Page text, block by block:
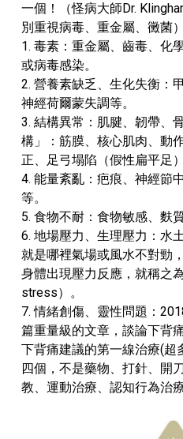
一個！（怪病大師Dr.
別重視病毒、重金屬、黴菌）
1. 毒素：重金屬、齒毒、化
或病毒感染。
2. 營養素缺乏、生化失衡：
神經荷爾蒙失調等。
3. 結構異常：肌腱、韌帶、
構」：筋膜、核心肌肉、動
正、足弓塌陷（假性扁平足）
4. 能量紊亂：疤痕、神經節
等。
5. 食物不耐：食物敏感、麩
6. 地場壓力、生理壓力：水
就是哪裡氣場或風水不對勁
身體出現壓力反應，就稱之
stress）。
7. 情緒創傷、靈性問題：
篇重量級的文章，談論下背
下背痛建議的第一線治療(超
四個，不是藥物、打針、開
教、運動治療、認知行為治療